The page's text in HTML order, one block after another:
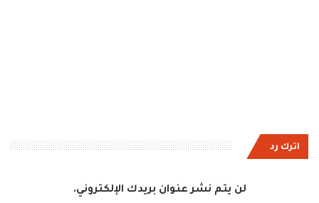
اترك رد
لن يتم نشر عنوان بريدك الإلكتروني.